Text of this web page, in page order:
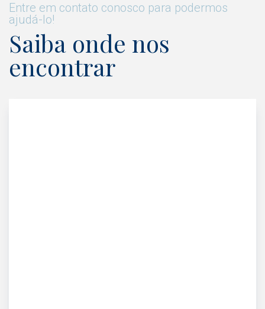
Entre em contato conosco para podermos
ajudá-lo!
Saiba onde nos
encontrar